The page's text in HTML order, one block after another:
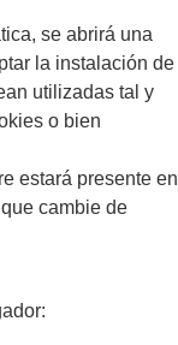
se abrirá una
la instalación de
utilizadas tal y
o bien
estará presente en
cambie de